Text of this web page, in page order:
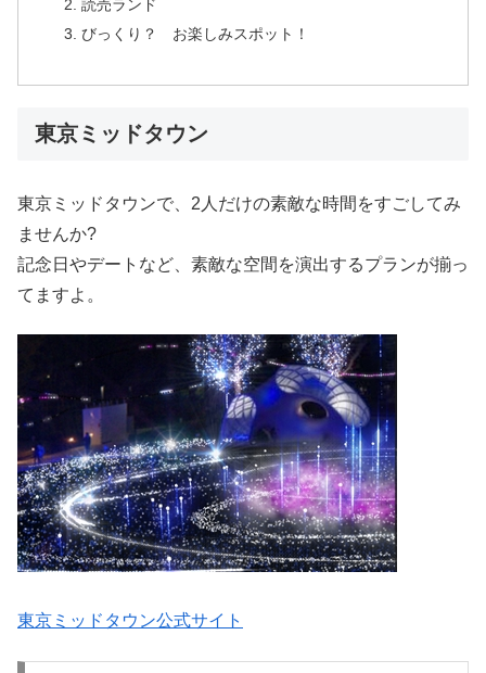
読売ランド
びっくり？ お楽しみスポット！
東京ミッドタウン
東京ミッドタウンで、2人だけの素敵な時間をすごしてみ
ませんか?
記念日やデートなど、素敵な空間を演出するプランが揃っ
てますよ。
東京ミッドタウン公式サイト